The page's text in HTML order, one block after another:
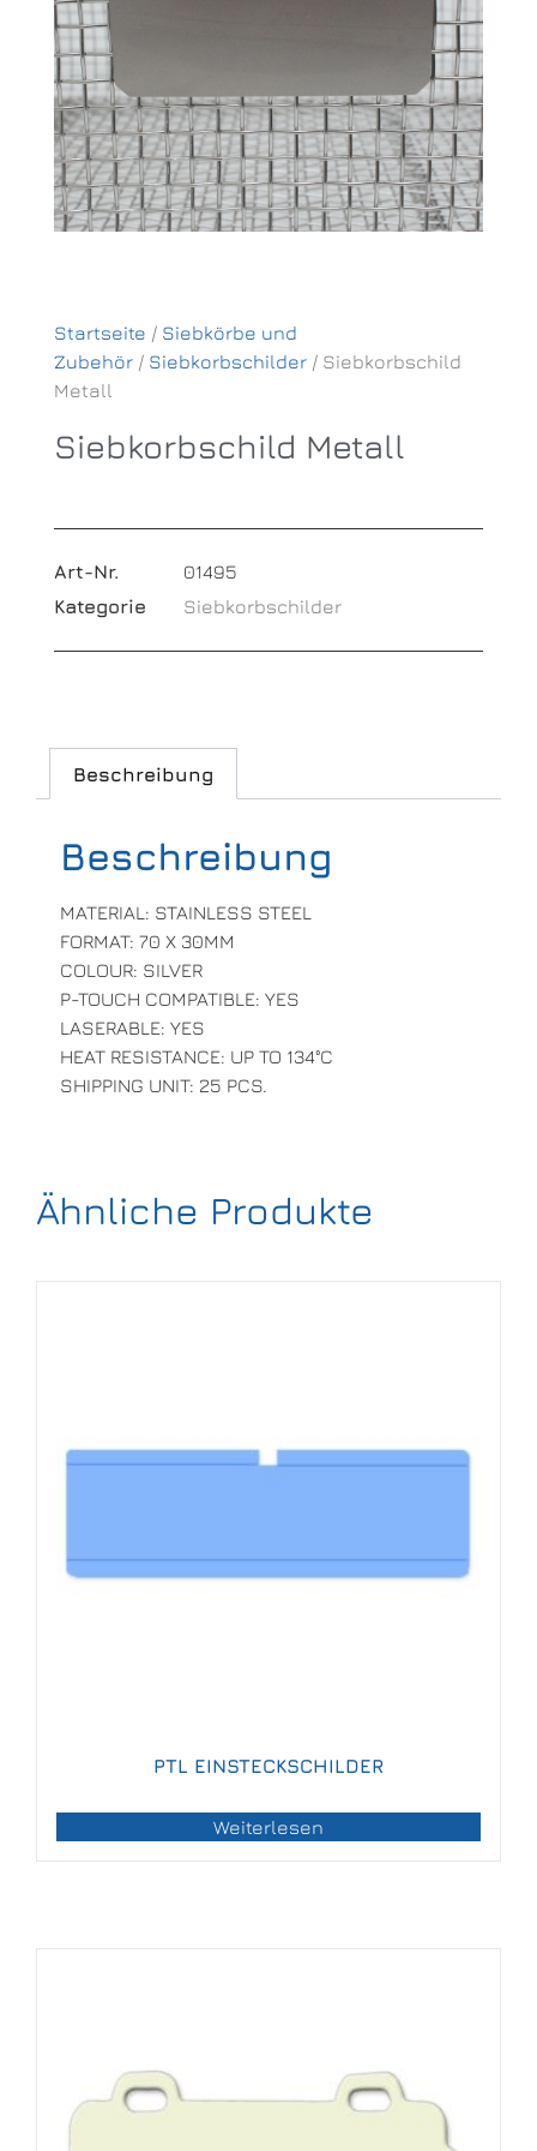
Startseite / Siebkörbe und
Zubehör / Siebkorbschilder / Siebkorbschild
Metall
Siebkorbschild Metall
Art-Nr.
01495
Kategorie
Siebkorbschilder
Beschreibung
Beschreibung
MATERIAL: STAINLESS STEEL
FORMAT: 70 X 30MM
COLOUR: SILVER
P-TOUCH COMPATIBLE: YES
LASERABLE: YES
HEAT RESISTANCE: UP TO 134°C
SHIPPING UNIT: 25 PCS.
Ähnliche Produkte
PTL EINSTECKSCHILDER
Weiterlesen